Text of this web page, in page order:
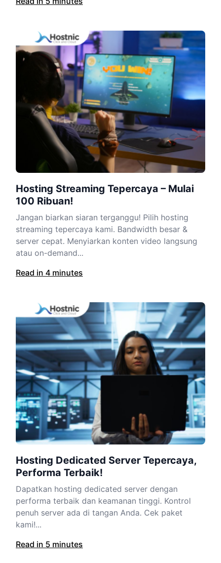
Hosting Streaming Tepercaya – Mulai
100 Ribuan!
Jangan biarkan siaran terganggu! Pilih hosting
streaming tepercaya kami. Bandwidth besar &
server cepat. Menyiarkan konten video langsung
atau on-demand...
Read in 4 minutes
Hosting Dedicated Server Tepercaya,
Performa Terbaik!
Dapatkan hosting dedicated server dengan
performa terbaik dan keamanan tinggi. Kontrol
penuh server ada di tangan Anda. Cek paket
kami!...
Read in 5 minutes